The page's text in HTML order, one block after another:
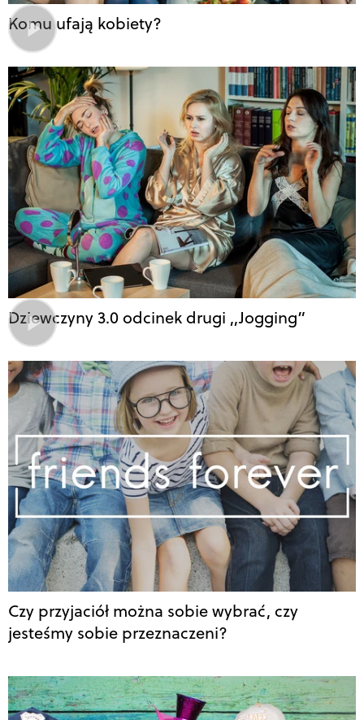
Komu ufają kobiety?
Dziewczyny 3.0 odcinek drugi ,,Jogging”
Czy przyjaciół można sobie wybrać, czy
jesteśmy sobie przeznaczeni?